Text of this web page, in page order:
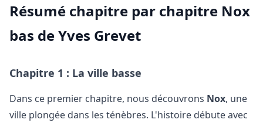
Résumé chapitre par chapitre Nox
bas de Yves Grevet
Chapitre 1 : La ville basse
Dans ce premier chapitre, nous découvrons Nox, une
ville plongée dans les ténèbres. L'histoire débute avec